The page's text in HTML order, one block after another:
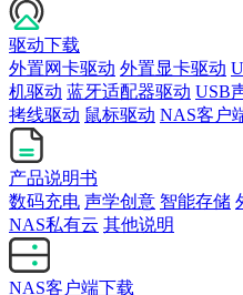
驱动下载
外置网卡驱动 外置显卡驱动
机驱动 蓝牙适配器驱动 USB
拷线驱动 鼠标驱动 NAS客户
产品说明书
数码充电 声学创意 智能存储
NAS私有云 其他说明
NAS客户端下载